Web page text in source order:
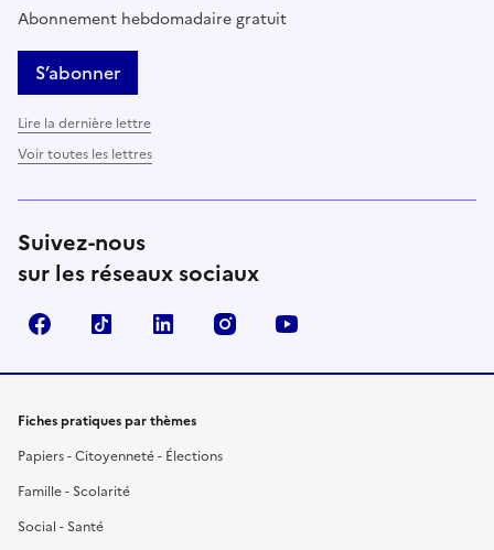
Abonnement hebdomadaire gratuit
S’abonner
Lire la dernière lettre
Voir toutes les lettres
Suivez-nous
sur les réseaux sociaux
FacebookTikTok LinkedIn Instagram
Fiches pratiques par thèmes
Papiers - Citoyenneté - Élections
Famille - Scolarité
Social - Santé